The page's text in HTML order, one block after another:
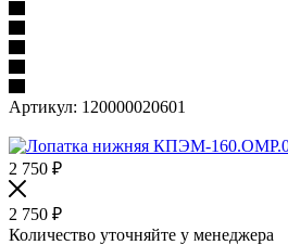
Артикул: 120000020601
2 750 ₽
2 750 ₽
Количество уточняйте у менеджера